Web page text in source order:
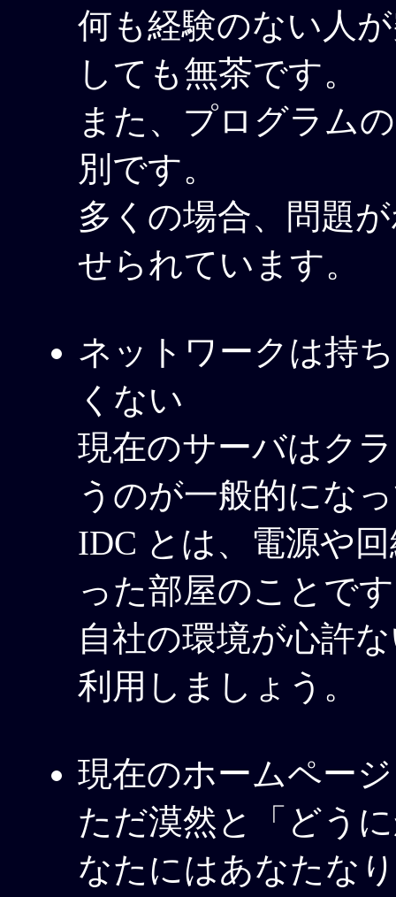
何も経験のない人
しても無茶です。
また、プログラム
別です。
多くの場合、問題
せられています。
ネットワークは持
くない
現在のサーバはク
うのが一般的にな
IDC とは、電源や
った部屋のことで
自社の環境が心許
利用しましょう。
現在のホームペー
ただ漠然と「どう
なたにはあなたな